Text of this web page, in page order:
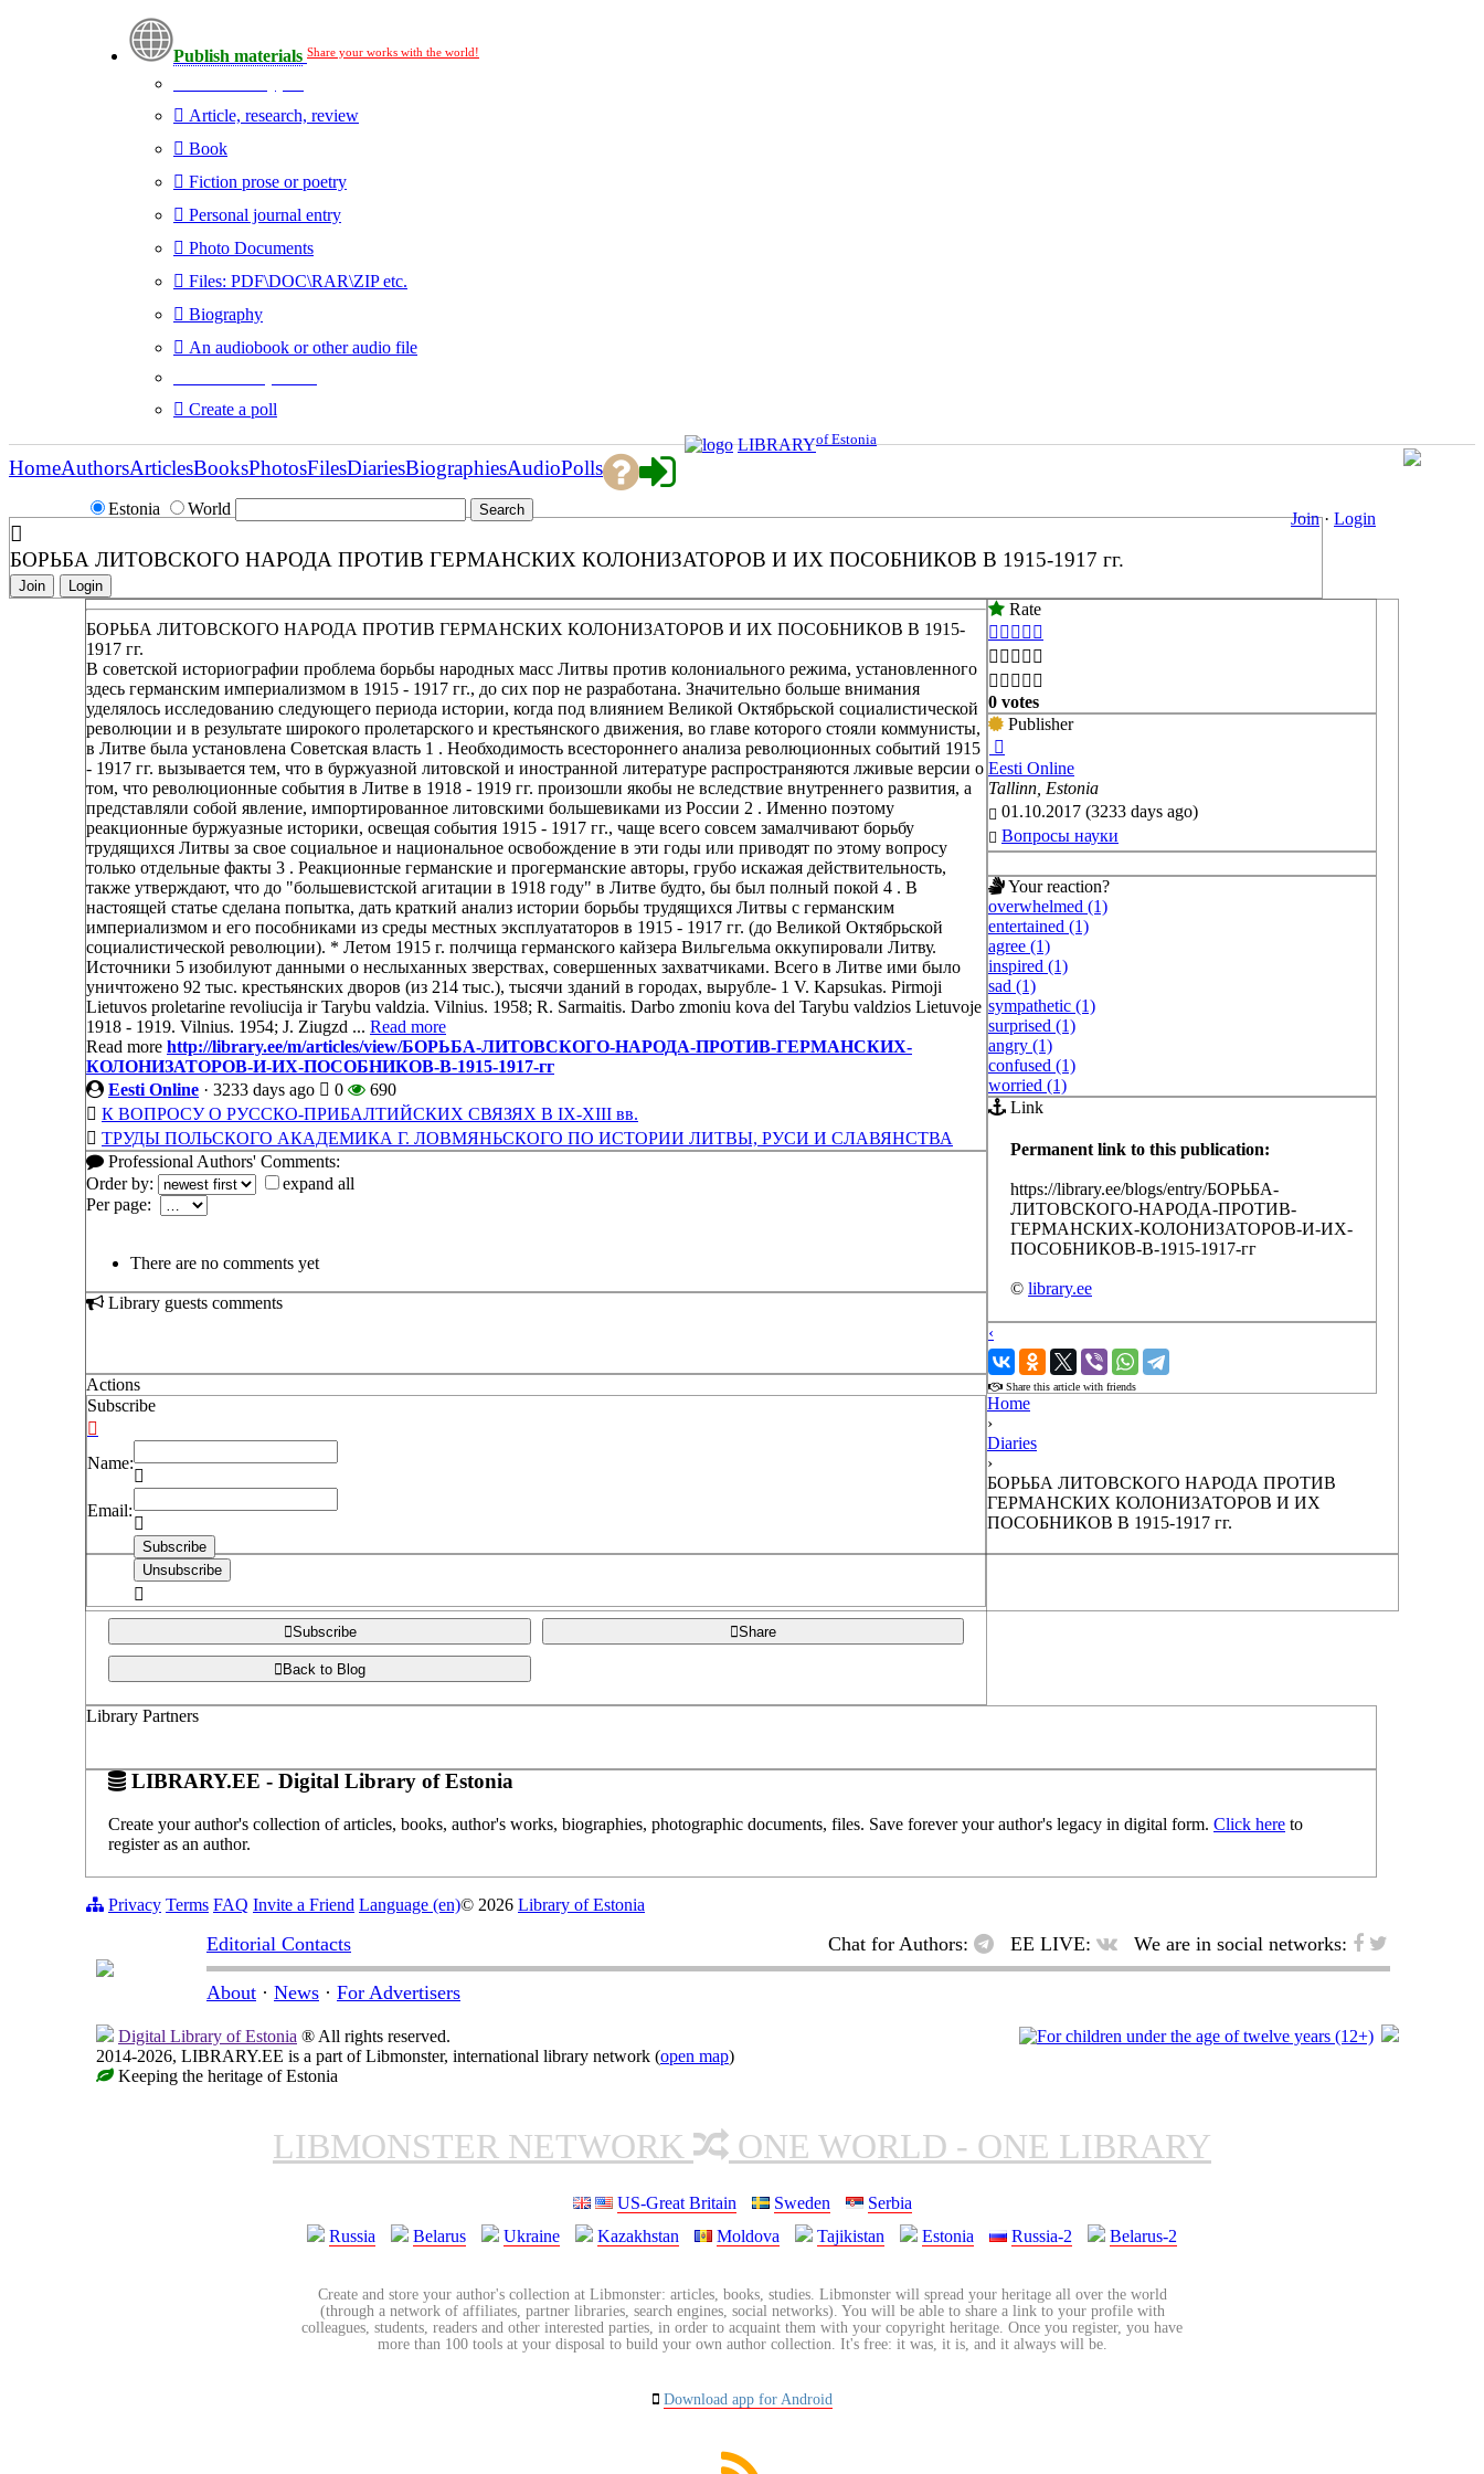
Publish materials Share your works with the world!
Article, research, review
Book
Fiction prose or poetry
Personal journal entry
Photo Documents
Files: PDF\DOC\RAR\ZIP etc.
Biography
An audiobook or other audio file
Create a poll
Estonia World
LIBRARYof Estonia
Join · Login
HomeAuthorsArticlesBooksPhotosFilesDiariesBiographiesAudioPolls
БОРЬБА ЛИТОВСКОГО НАРОДА ПРОТИВ ГЕРМАНСКИХ КОЛОНИЗАТОРОВ И ИХ ПОСОБНИКОВ В 1915-1917 гг.
Join Login
БОРЬБА ЛИТОВСКОГО НАРОДА ПРОТИВ ГЕРМАНСКИХ КОЛОНИЗАТОРОВ И ИХ ПОСОБНИКОВ В 1915-
1917 гг.
В советской историографии проблема борьбы народных масс Литвы против колониального режима, установленного
здесь германским империализмом в 1915 - 1917 гг., до сих пор не разработана. Значительно больше внимания
уделялось исследованию следующего периода истории, когда под влиянием Великой Октябрьской социалистической
революции и в результате широкого пролетарского и крестьянского движения, во главе которого стояли коммунисты,
в Литве была установлена Советская власть 1 . Необходимость всестороннего анализа революционных событий 1915
- 1917 гг. вызывается тем, что в буржуазной литовской и иностранной литературе распространяются лживые версии о
том, что революционные события в Литве в 1918 - 1919 гг. произошли якобы не вследствие внутреннего развития, а
представляли собой явление, импортированное литовскими большевиками из России 2 . Именно поэтому
реакционные буржуазные историки, освещая события 1915 - 1917 гг., чаще всего совсем замалчивают борьбу
трудящихся Литвы за свое социальное и национальное освобождение в эти годы или приводят по этому вопросу
только отдельные факты 3 . Реакционные германские и прогерманские авторы, грубо искажая действительность,
также утверждают, что до "большевистской агитации в 1918 году" в Литве будто, бы был полный покой 4 . В
настоящей статье сделана попытка, дать краткий анализ истории борьбы трудящихся Литвы с германским
империализмом и его пособниками из среды местных эксплуататоров в 1915 - 1917 гг. (до Великой Октябрьской
социалистической революции). * Летом 1915 г. полчища германского кайзера Вильгельма оккупировали Литву.
Источники 5 изобилуют данными о неслыханных зверствах, совершенных захватчиками. Всего в Литве ими было
уничтожено 92 тыс. крестьянских дворов (из 214 тыс.), тысячи зданий в городах, вырубле- 1 V. Kapsukas. Pirmoji
Lietuvos proletarine revoliucija ir Tarybu valdzia. Vilnius. 1958; R. Sarmaitis. Darbo zmoniu kova del Tarybu valdzios Lietuvoje
1918 - 1919. Vilnius. 1954; J. Ziugzd ... Read more
Read more http://library.ee/m/articles/view/БОРЬБА-ЛИТОВСКОГО-НАРОДА-ПРОТИВ-ГЕРМАНСКИХ-
КОЛОНИЗАТОРОВ-И-ИХ-ПОСОБНИКОВ-В-1915-1917-гг
Eesti Online · 3233 days ago 0
690
К ВОПРОСУ О РУССКО-ПРИБАЛТИЙСКИХ СВЯЗЯХ В IX-XIII вв.
ТРУДЫ ПОЛЬСКОГО АКАДЕМИКА Г. ЛОВМЯНЬСКОГО ПО ИСТОРИИ ЛИТВЫ, РУСИ И СЛАВЯНСТВА
Professional Authors' Comments:
Order by:
expand all
Per page:
There are no comments yet
Library guests comments
Actions
Subscribe
Name:
Email:
Subscribe Share
Back to Blog
Rate
    
0 votes
Publisher
Eesti Online
Tallinn, Estonia
01.10.2017 (3233 days ago)
Вопросы науки
Your reaction?
overwhelmed (1)
entertained (1)
agree (1)
inspired (1)
sad (1)
sympathetic (1)
surprised (1)
angry (1)
confused (1)
worried (1)
Link
Permanent link to this publication:
https://library.ee/blogs/entry/БОРЬБА-
ЛИТОВСКОГО-НАРОДА-ПРОТИВ-
ГЕРМАНСКИХ-КОЛОНИЗАТОРОВ-И-ИХ-
ПОСОБНИКОВ-В-1915-1917-гг
© library.ee
‹
›
Share this article with friends
Library Partners
LIBRARY.EE - Digital Library of Estonia
Create your author's collection of articles, books, author's works, biographies, photographic documents, files. Save forever your author's legacy in digital form. Click here to
register as an author.
Home
›
Diaries
›
БОРЬБА ЛИТОВСКОГО НАРОДА ПРОТИВ
ГЕРМАНСКИХ КОЛОНИЗАТОРОВ И ИХ
ПОСОБНИКОВ В 1915-1917 гг.
Privacy Terms FAQ Invite a Friend Language (en)© 2026 Library of Estonia
Editorial Contacts Chat for Authors: EE LIVE: We are in social networks:
About · News · For Advertisers
Digital Library of Estonia ® All rights reserved.
2014-2026, LIBRARY.EE is a part of Libmonster, international library network (open map)
Keeping the heritage of Estonia
LIBMONSTER NETWORK ONE WORLD - ONE LIBRARY
US-Great Britain Sweden
Serbia
Russia
Belarus Ukraine Kazakhstan Moldova Tajikistan Estonia Russia-2 Belarus-2
Create and store your author's collection at Libmonster: articles, books, studies. Libmonster will spread your heritage all over the world
(through a network of affiliates, partner libraries, search engines, social networks). You will be able to share a link to your profile with
colleagues, students, readers and other interested parties, in order to acquaint them with your copyright heritage. Once you register, you have
more than 100 tools at your disposal to build your own author collection. It's free: it was, it is, and it always will be.
Download app for Android